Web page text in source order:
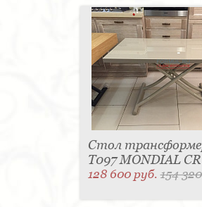
Стол
T097 MONDIAL CR
128 600 руб.154